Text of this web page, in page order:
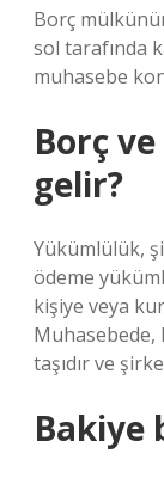
Borç
sol tarafında
muhasebe
Borç
gelir?
Yükümlülük,
ödeme
kişiye veya
Muhasebede,
taşıdır ve
Bakiye